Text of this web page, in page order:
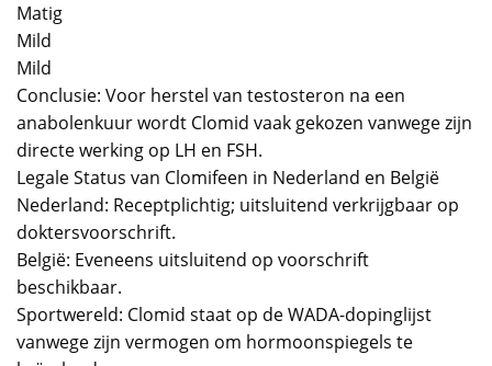
Matig
Mild
Mild
Conclusie: Voor herstel van testosteron na een
anabolenkuur wordt Clomid vaak gekozen vanwege zijn
directe werking op LH en FSH.
Legale Status van Clomifeen in Nederland en België
Nederland: Receptplichtig; uitsluitend verkrijgbaar op
doktersvoorschrift.
België: Eveneens uitsluitend op voorschrift
beschikbaar.
Sportwereld: Clomid staat op de WADA-dopinglijst
vanwege zijn vermogen om hormoonspiegels te